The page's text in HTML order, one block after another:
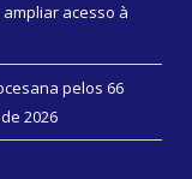
acesso à
pelos 66
2026